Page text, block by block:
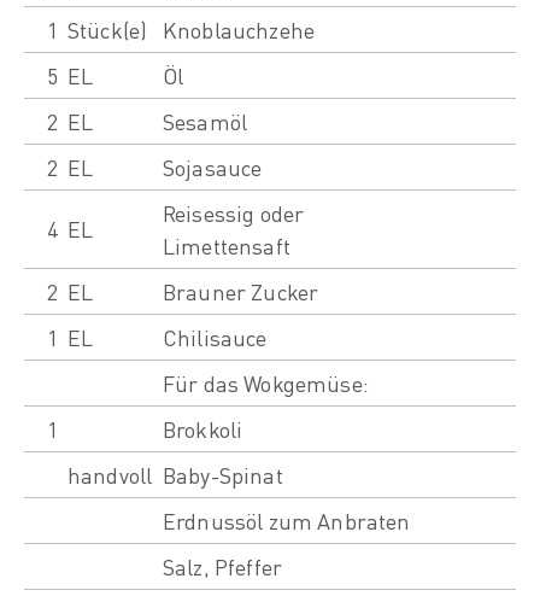
1 Stück(e)
Knoblauchzehe
5 EL
Öl
2 EL
Sesamöl
2 EL Sojasauce
4 EL
Reisessig oder
Limettensaft
2 EL
Brauner Zucker
1 EL
Chilisauce
Für das Wokgemüse:
1
Brokkoli
handvoll Baby-Spinat
Erdnussöl zum Anbraten
Salz, Pfeffer